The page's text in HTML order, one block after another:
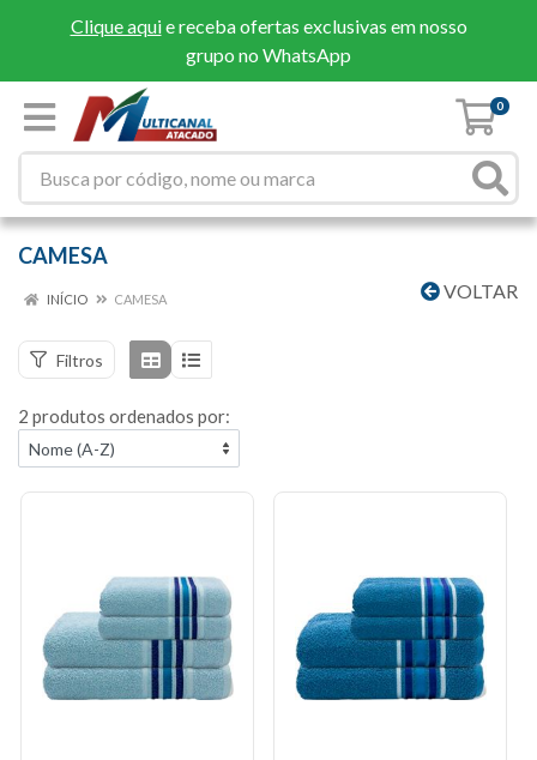
Clique aquie receba ofertas exclusivas em nosso
grupo no WhatsApp
0
CAMESA
VOLTAR
INÍCIO CAMESA
Filtros
2 produtos ordenados por: